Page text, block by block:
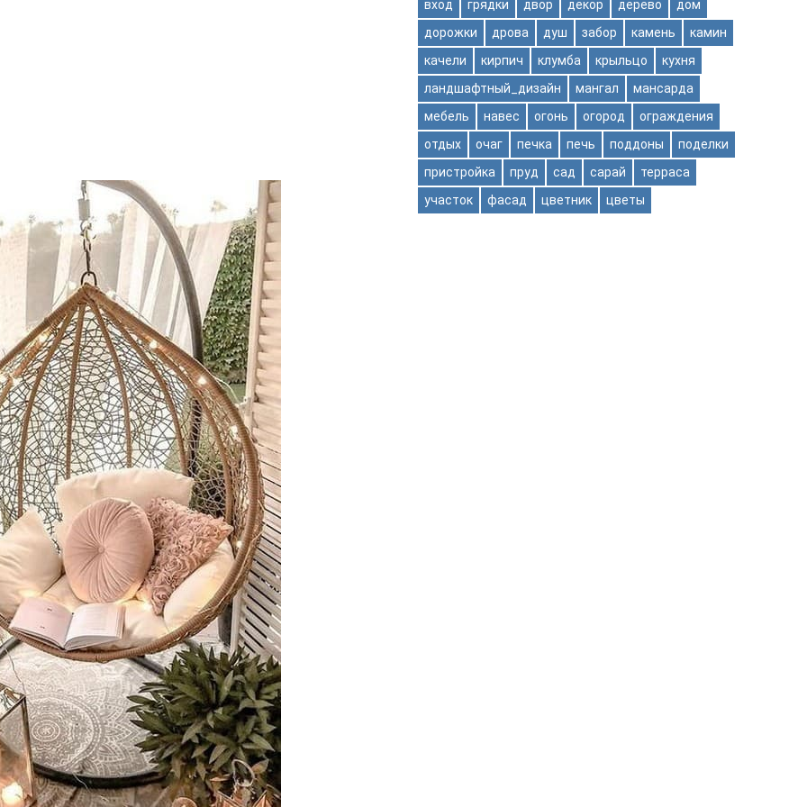
вход грядки двор декор дерево
дом
дорожки
дрова душ забор камень
камин
качели
кирпич клумба крыльцо
кухня
ландшафтный_дизайн
мангал
мансарда
мебель
навес огонь огород
ограждения
отдых
очаг печка печь поддоны
поделки
пристройка
пруд сад сарай
терраса
участок
фасад цветник цветы